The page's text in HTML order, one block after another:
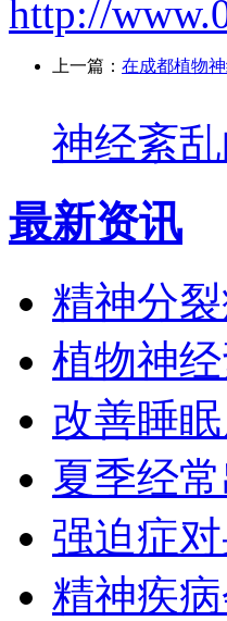
http://
上一篇： 在成都植物
神经紊
最新资讯
精神分
植物神
改善睡
夏季经
强迫症
精神疾